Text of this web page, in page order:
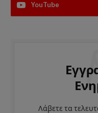
YouTube
Λάβετε τα